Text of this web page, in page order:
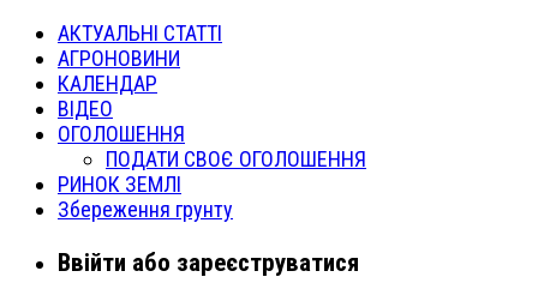
АКТУАЛЬНІ СТАТТІ
АГРОНОВИНИ
КАЛЕНДАР
ВІДЕО
ОГОЛОШЕННЯ
ПОДАТИ СВОЄ ОГОЛОШЕННЯ
РИНОК ЗЕМЛІ
Збереження грунту
Ввійти або зареєструватися